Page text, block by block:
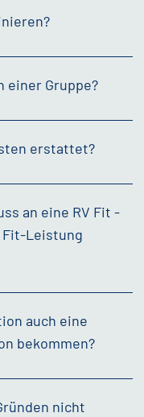
einer Gruppe?
erstattet?
an eine RV Fit -
Fit-Leistung
auch eine
bekommen?
nicht